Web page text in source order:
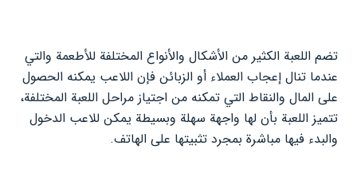
تضم اللعبة الكثير من الأشكال والأنواع المختلفة للأطعمة والتي
عندما تنال إعجاب العملاء أو الزبائن فإن اللاعب يمكنه الحصول
على المال والنقاط التي تمكنه من اجتياز مراحل اللعبة المختلفة،
تتميز اللعبة بأن لها واجهة سهلة وبسيطة يمكن للاعب الدخول
والبدء فيها مباشرة بمجرد تثبيتها على الهاتف.